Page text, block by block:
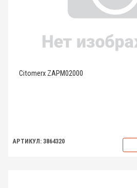
Citomerx ZAPM02000
АРТИКУЛ: 3864320